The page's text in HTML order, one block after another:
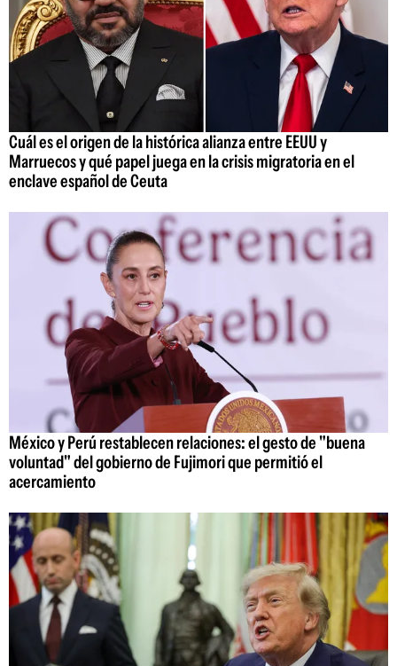
Cuál es el origen de la histórica alianza entre EEUU y
Marruecos y qué papel juega en la crisis migratoria en el
enclave español de Ceuta
México y Perú restablecen relaciones: el gesto de "buena
voluntad" del gobierno de Fujimori que permitió el
acercamiento